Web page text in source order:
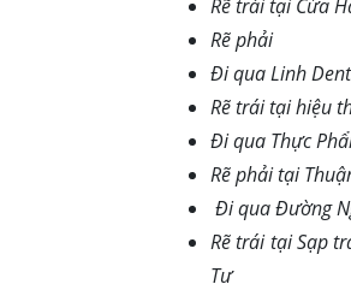
Rẽ trái tại Cửa
Rẽ phải
Đi qua Linh
Rẽ trái tại hiệu
Đi qua Thực
Rẽ phải tại
Đi qua Đường
Rẽ trái tại Sạp
Tư